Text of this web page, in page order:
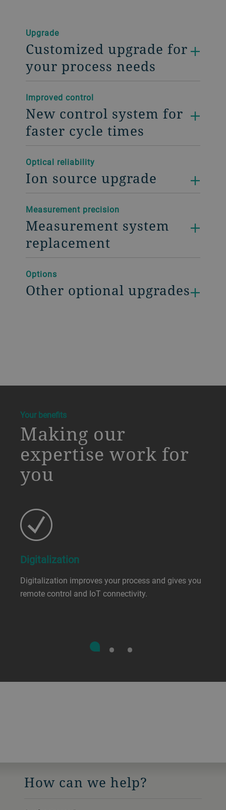
Upgrade
Customized upgrade for
your process needs
Improved control
New control system for
faster cycle times
Optical reliability
Ion source upgrade
Measurement precision
Measurement system
replacement
Options
Other optional upgrades
a decorative background image
Your benefits
Making our
expertise work for
you
Digitalization
Digitalization improves your process and gives you
remote control and IoT connectivity.
How can we help?